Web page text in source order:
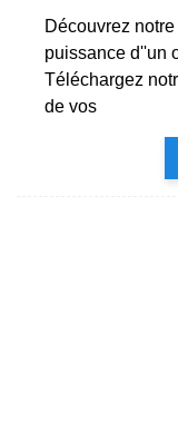
Découvrez
puissance d''un
Téléchargez
de vos